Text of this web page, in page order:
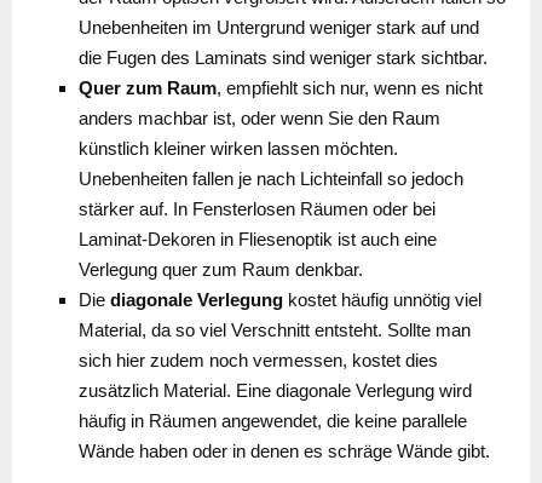
Unebenheiten im Untergrund weniger stark auf und
die Fugen des Laminats sind weniger stark sichtbar.
Quer zum Raum, empfiehlt sich nur, wenn es nicht
anders machbar ist, oder wenn Sie den Raum
künstlich kleiner wirken lassen möchten.
Unebenheiten fallen je nach Lichteinfall so jedoch
stärker auf. In Fensterlosen Räumen oder bei
Laminat-Dekoren in Fliesenoptik ist auch eine
Verlegung quer zum Raum denkbar.
Die diagonale Verlegung kostet häufig unnötig viel
Material, da so viel Verschnitt entsteht. Sollte man
sich hier zudem noch vermessen, kostet dies
zusätzlich Material. Eine diagonale Verlegung wird
häufig in Räumen angewendet, die keine parallele
Wände haben oder in denen es schräge Wände gibt.